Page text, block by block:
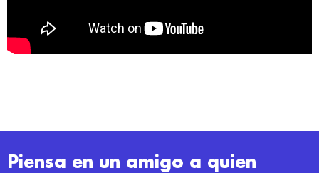
Piensa en un amigo a quien